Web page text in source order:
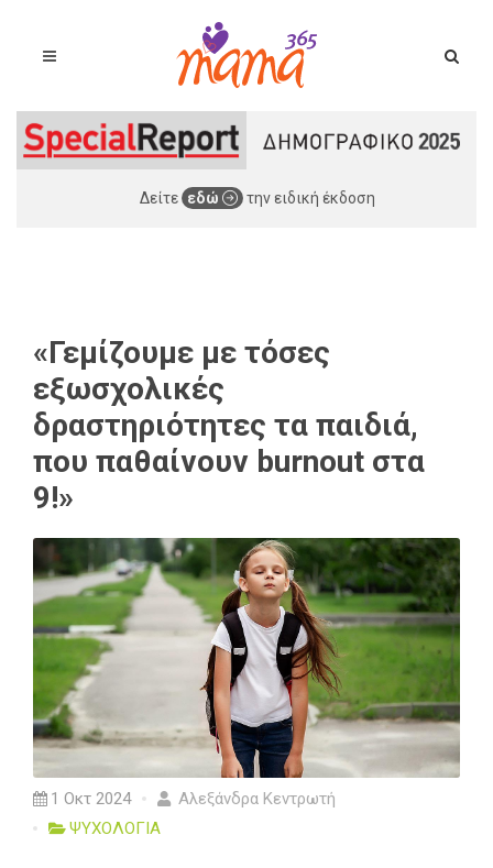
Δείτε εδώ την ειδική έκδοση
«Γεμίζουμε με τόσες
εξωσχολικές
δραστηριότητες τα παιδιά,
που παθαίνουν burnout στα
9!»
1 Οκτ 2024
Αλεξάνδρα Κεντρωτή
ΨΥΧΟΛΟΓΙΑ